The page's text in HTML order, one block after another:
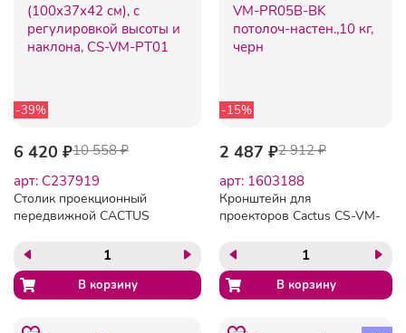
-39%
6 420 ₽10 558 ₽
арт: C237919
Столик проекционный
передвижной CACTUS
регулировкой высоты и
наклона, CS-VM-PT01
-15%
2 487 ₽2 912 ₽
арт: 1603188
Кронштейн для
проекторов Cactus CS-VM-
настен.,10 кг, черн